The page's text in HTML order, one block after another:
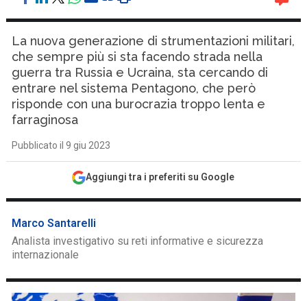
La nuova generazione di strumentazioni militari,
che sempre più si sta facendo strada nella
guerra tra Russia e Ucraina, sta cercando di
entrare nel sistema Pentagono, che però
risponde con una burocrazia troppo lenta e
farraginosa
Pubblicato il 9 giu 2023
Aggiungi tra i preferiti su Google
Marco Santarelli
Analista investigativo su reti informative e sicurezza
internazionale